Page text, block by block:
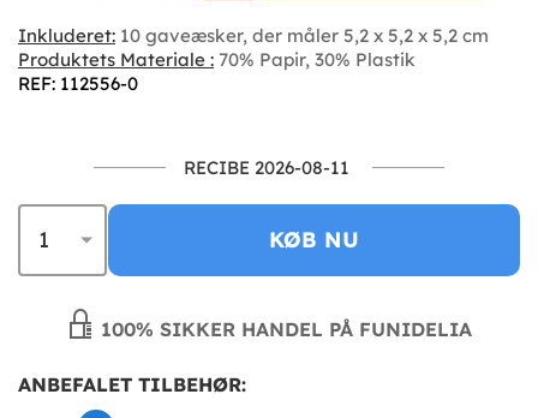
Inkluderet: 10 gaveæsker, der måler 5,2 x 5,2 x 5,2 cm
Produktets Materiale : 70% Papir, 30% Plastik
REF: 112556-0
RECIBE 2026-08-11
KØB NU
100% SIKKER HANDEL PÅ FUNIDELIA
ANBEFALET TILBEHØR: